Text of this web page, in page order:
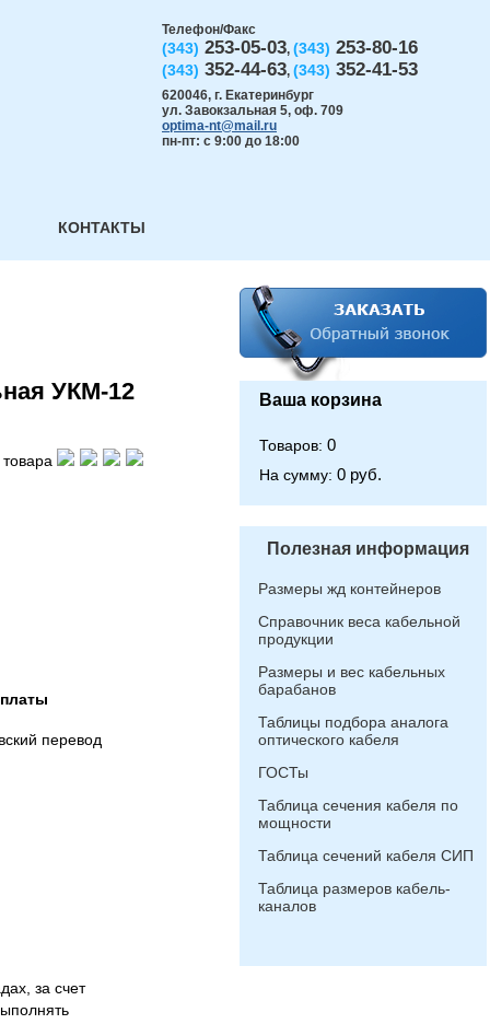
Телефон/Факс
(343) 253-05-03, (343) 253-80-16
(343) 352-44-63, (343) 352-41-53
620046, г. Екатеринбург
ул. Завокзальная 5, оф. 709
optima-nt@mail.ru
пн-пт: с 9:00 до 18:00
КОНТАКТЫ
УКМ-12
перевод
за счет
Ваша корзина
Товаров: 0
На сумму: 0 руб.
Полезная информация
Размеры жд контейнеров
Справочник веса кабельной
продукции
Размеры и вес кабельных
барабанов
Таблицы подбора аналога
оптического кабеля
ГОСТы
Таблица сечения кабеля по
мощности
Таблица сечений кабеля СИП
Таблица размеров кабель-
каналов